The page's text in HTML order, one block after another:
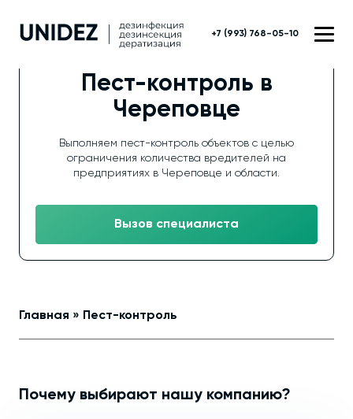
+7 (993) 768-05-10
Пест-контроль в
Череповце
Выполняем пест-контроль объектов с целью
ограничения количества вредителей на
предприятиях в Череповце и области.
Вызов специалиста
Главная » Пест-контроль
Почему выбирают нашу компанию?